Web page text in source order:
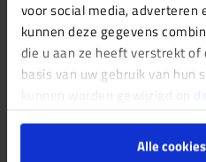
voor social media, adverteren
kunnen deze gegevens
die u aan ze heeft verstrekt
basis van uw gebruik van hun
kunnen worden gewijzigd op
Alle
experts staan klaar om de
woning te vinden. Neem